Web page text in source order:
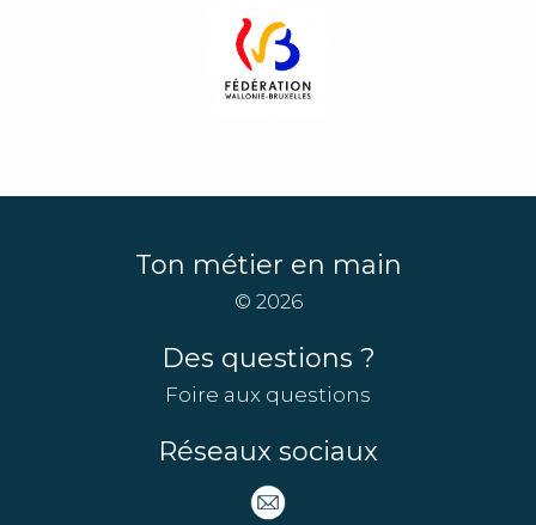
Ton métier en main
© 2026
Des questions ?
Foire aux questions
Réseaux sociaux